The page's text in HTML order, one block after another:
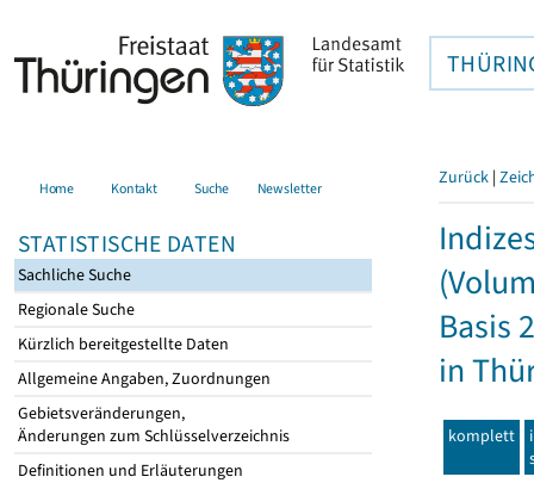
Home Kontakt Suche Newsletter
STATISTISCHE DATEN
Sachliche Suche
Regionale Suche
Kürzlich bereitgestellte Daten
Allgemeine Angaben, Zuordnungen
Gebietsveränderungen,
Änderungen zum Schlüsselverzeichnis
Definitionen und Erläuterungen
Zurück |
Basis
in
komplett